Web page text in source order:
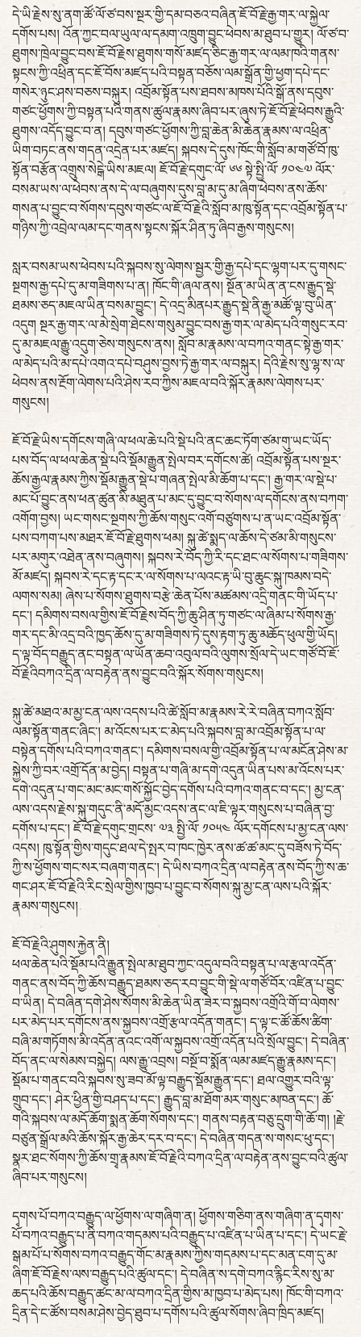
དེ་ཡི་རྗེས་སུ་ནག་ཚོ་ལོ་ཙ་བས་སྔར་གྱི་དམ་བཅའ་བཞིན་ཇོ་བོ་རྗེ་རྒྱ་གར་ལ་སྐྱེལ་
དགོས་པས། འོན་ཀྱང་བལ་ཡུལ་ལ་དམག་འཁྲུག་བྱུང་ཕེབས་མ་ཐུབ་པ་གྱུར། ལོ་ཙ་བ་
ཐུགས་ཁྲེལ་བྱུང་བས་ཇོ་བོ་རྗེས་ཐུགས་གསོ་མཛད་ཅིང་རྒྱ་གར་ལ་ལམ་ཁའི་གནས་
སྟངས་ཀྱི་འཕྲིན་དང་ཇོ་བོས་མཛད་པའི་བསྟན་བཅོས་ལམ་སྒྲོན་གྱི་ཕྱག་དཔེ་དང་
གསེར་ཉུང་ཤས་བཅས་བསྐུར། འབྲོམ་སྟོན་པས་ཐབས་མཁས་པོའི་སྒོ་ནས་དབུས་
གཙང་ཕྱོགས་ཀྱི་བསྟན་པའི་གནས་ཚུལ་རྣམས་ཞིབ་པར་ཞུས་ཏེ་ཇོ་བོ་རྗེ་ཕེབས་རྒྱུའི་
ཐུགས་འདོད་བྱུང་བ་ན། དབུས་གཙང་ཕྱོགས་ཀྱི་བླ་ཆེན་མི་ཆེན་རྣམས་ལ་འཕྲིན་
ཡིག་བཏང་ནས་གདན་འདྲེན་པར་མཛད། སྐབས་དེ་དུས་ཁོང་གི་སློབ་མ་གཙོ་བོ་ཁུ་
སྟོན་བརྩོན་འགྲུས་སེངྒེ་ཡིས་མཇལ། ཇོ་བོ་རྗེ་དགུང་ལོ་ ༦༦ སྟེ་སྤྱི་ལོ་ ༡༠༤༧ ལོར་
བསམ་ཡས་ལ་ཕེབས་ནས་དེ་ལ་བཞུགས་དུས་བླ་མ་དུ་མ་ཞིག་ཕེབས་ནས་ཆོས་
གསན་པ་བྱུང་བ་སོགས་དབུས་གཙང་ལ་ཇོ་བོ་རྗེའི་སློབ་མ་ཁུ་སྟོན་དང་འབྲོམ་སྟོན་པ་
གཉིས་ཀྱི་འབྲེལ་ལམ་དང་གནས་སྟངས་སྐོར་ཤིན་ཏུ་ཞིབ་རྒྱས་གསུངས།
སླར་བསམ་ཡས་ཕེབས་པའི་སྐབས་སུ་ལེགས་སྦྱར་གྱི་རྒྱ་དཔེ་དང་ལྷག་པར་དུ་གསང་
སྔགས་རྒྱ་དཔེ་དུ་མ་གཟིགས་པ་ན། ཁོང་གི་ཞལ་ནས། སྔོན་མ་ཡིན་ན་ངས་རྒྱུད་སྡེ་
ཐམས་ཅད་མཇལ་ཡིན་བསམ་བྱུང་། དེ་འདྲ་མིནཔར་རྒྱུད་སྡེ་ནི་རྒྱ་མཚོ་ལྟ་བུ་ཡིན་
འདུག སྔར་རྒྱ་གར་ལ་མེ་སྲེག་ཐེངས་གསུམ་བྱུང་བས་རྒྱ་གར་ལ་མེད་པའི་གསུང་རབ་
དུ་མ་མཇལ་རྒྱུ་འདུག་ཅེས་གསུངས་ནས། སློབ་མ་རྣམས་ལ་བཀའ་གནང་སྟེ་རྒྱ་གར་
ལ་མེད་པའི་མ་དཔེ་འགའ་དཔེ་བཤུས་བྱས་ཏེ་རྒྱ་གར་ལ་བསྐུར། དེའི་རྗེས་སུ་ལྷ་ས་ལ་
ཕེབས་ནས་རྔོག་ལེགས་པའི་ཤེས་རབ་ཀྱིས་མཇལ་བའི་སྐོར་རྣམས་ལེགས་པར་
གསུངས།
ཇོ་བོ་རྗེ་ཡིས་དགོངས་གཞི་ལ་ཕལ་ཆེ་པའི་སྡེ་པའི་ནང་ཆང་ཏོག་ཙམ་གུ་ཡང་ཡོད་
པས་བོད་ལ་ཕལ་ཆེན་སྡེ་པའི་སྡོམ་རྒྱུན་སྤེལ་བར་དགོངས་ཚེ། འབྲོམ་སྟོན་པས་སྔར་
ཆོས་རྒྱལ་རྣམས་ཀྱིས་སྡོམ་རྒྱུན་སྡེ་པ་གཞན་སྤེལ་མི་ཆོག་པ་དང་། རྒྱ་གར་ལ་སྡེ་པ་
མང་པོ་བྱུང་ནས་ཕན་ཚུན་མི་མཐུན་པ་མང་དུ་བྱུང་བ་སོགས་ལ་དགོངས་ནས་བཀག་
འགོག་བྱས། ཡང་གསང་སྔགས་ཀྱི་ཆོས་གསུང་འགོ་བཙུགས་པ་ན་ཡང་འབྲོམ་སྟོན་
པས་བཀག་པས་མཐར་ཇོ་བོ་རྗེ་ཐུགས་ཕམ། སྐུ་ཚེ་སྨད་ལ་ཆོས་དེ་ཙམ་མི་གསུངས་
པར་མགུར་འཐེན་ནས་བཞུགས། སྐབས་རེ་བོད་ཀྱི་རི་དང་ཐང་ལ་སོགས་པ་གཟིགས་
མོ་མཛད། སྐབས་རེ་དང་རྟ་དང་ར་ལ་སོགས་པ་ལའང་རྟ་ཡི་བུ་ཆུང་སྐུ་ཁམས་བདེ་
ལགས་སམ། ཞེས་པ་སོགས་ཐུགས་བརྩེ་ཆེན་པོས་མཚམས་འདྲི་གནང་གི་ཡོད་པ་
དང་། དམིགས་བསལ་གྱིས་ཇོ་བོ་རྗེས་བོད་ཀྱི་ཆུ་ཤིན་ཏུ་གཙང་ལ་ཞིམ་པ་སོགས་རྒྱ་
གར་དང་མི་འདྲ་བའི་ཁྱད་ཆོས་དུ་མ་གཟིགས་ཏེ་དུས་རྟག་ཏུ་ཆུ་མཆོད་ཕུལ་གྱི་ཡོད།
ད་ལྟ་བོད་བརྒྱུད་ནང་བསྟན་ལ་ཡོན་ཆབ་འབུལ་བའི་ལུགས་སྲོལ་དེ་ཡང་གཙོ་བོ་ཇོ་
བོ་རྗེའིབཀའ་དྲིན་ལ་བརྟེན་ནས་བྱུང་བའི་སྐོར་སོགས་གསུངས།
སྐུ་ཚེ་མཐའ་མ་མྱ་ངན་ལས་འདས་པའི་ཚེ་སློབ་མ་རྣམས་རེ་རེ་བཞིན་བཀའ་སློབ་
ལམ་སྟོན་གནང་ཞིང་། མ་འོངས་པར་ང་མེད་པའི་སྐབས་བླ་མ་འབྲོམ་སྟོན་པ་ལ་
བསྟེན་དགོས་པའི་བཀའ་གནང་། དམིགས་བསལ་གྱི་འབྲོམ་སྟོན་པ་ལ་མངོན་ཤེས་མ་
སྐྱེས་ཀྱི་བར་འགྲོ་དོན་མ་བྱེད། བསྟན་པ་གཞི་མ་དགེ་འདུན་ཡིན་པས་མ་འོངས་པར་
དགེ་འདུན་པ་གང་མང་མང་གསོ་སྐྱོང་བྱེད་དགོས་པའི་བཀའ་གནང་བ་དང་། མྱ་ངན་
ལས་འདས་རྗེས་སྐུ་གདུང་ནི་མདོ་མྱང་འདས་ནང་ལ་ཇི་ལྟར་གསུངས་པ་བཞིན་བྱ་
དགོས་པ་དང་། ཇོ་བོ་རྗེ་དགུང་གྲངས་ ༧༣ སྤྱི་ལོ་ ༡༠༥༤ ལོར་དགོངས་པ་མྱ་ངན་ལས་
འདས། ཁུ་སྟོན་གྱིས་གདུང་ཐལ་དེ་སྤར་བ་ཁང་ཁྱེར་ནས་ཚ་ཚ་མང་དུ་བཟོས་ཏེ་བོད་
ཀྱི་ས་ཕྱོགས་གང་སར་བཞག་གནང་། དེ་ཡིས་བཀའ་དྲིན་ལ་བརྟེན་ནས་བོད་ཀྱི་ས་ཆ་
གང་ཤར་ཇོ་བོ་རྗེའི་རིང་སྲེལ་གྱིས་ཁྱབ་པ་བྱུང་བ་སོགས་སྐུ་མྱ་ངན་ལས་པའི་སྐོར་
རྣམས་གསུངས།
ཇོ་བོ་རྗེའི་ཤུགས་རྐྱེན་ནི།
ཕལ་ཆེན་པའི་སྡོམ་པའི་རྒྱུན་སྤེལ་མ་ཐུབ་ཀྱང་འདུལ་བའི་བསྟན་པ་ལ་རྩལ་འདོན་
གནང་ནས་བོད་ཀྱི་ཆོས་བརྒྱུད་ཐམས་ཅད་རབ་བྱུང་གི་སྡེ་ལ་གཙོ་བོར་འཛིན་པ་བྱུང་
བ་ཡིན། དེ་བཞིན་དགེ་ཤེས་སོགས་མི་ཆེན་ཡིན་ཟེར་བ་སྐྱབས་འགྲོའི་གོ་བ་ལེགས་
པར་མེད་པར་དགོངས་ནས་སྐྱབས་འགྲོ་རྩལ་འདོན་གནང་། ད་ལྟ་ང་ཚོ་ཆོས་ཚིག་
བཞི་མ་གཏོགས་མི་འདོན་ནའང་འགོ་ལ་སྐྱབས་འགྲོ་འདོན་པའི་སྲོལ་བྱུང་། དེ་བཞིན་
བོད་ནང་ལ་སེམས་བསྐྱེད། ལས་རྒྱུ་འབྲས། བསྔོ་བ་སྨོན་ལམ་མཛད་རྒྱུ་རྣམས་དང་།
སྡོམ་པ་གནང་བའི་སྐབས་སུ་ཟབ་མོ་ལྟ་བརྒྱུད་སྡོམ་རྒྱུན་དང་། ཐལ་འགྱུར་བའི་ལྟ་
གྲུབ་དང་། ཤེར་ཕྱིན་གྱི་བཤད་པ་དང་། རྒྱུད་བླ་མ་ཐོག་མར་གསུང་མཁན་དང་། ཆོ་
གའི་སྐབས་ལ་མདོ་ཆོག་སྨན་ཆོག་སོགས་དང་། གནས་བརྟན་བཅུ་དྲུག་གི་ཆོ་ག། །རྗེ་
བཙུན་སྒྲོལ་མའི་ཆོས་སྐོར་རྒྱ་ཆེར་དར་བ་དང་། དེ་བཞིན་གདན་ས་གསང་ཕུ་དང་།
སྣར་ཐང་སོགས་ཀྱི་ཆོས་གྲྭ་རྣམས་ཇོ་བོ་རྗེའི་བཀའ་དྲིན་ལ་བརྟེན་ནས་བྱུང་བའི་ཚུལ་
ཞིབ་པར་གསུངས།
དྭགས་པོ་བཀའ་བརྒྱུད་ལ་ཕྱོགས་ལ་གཞིག་ན། ཕྱོགས་གཅིག་ནས་གཞིག་ན་དྭགས་
པོ་བཀའ་བརྒྱུད་པ་ནི་བཀའ་གདམས་པའི་བརྒྱུད་པ་འཛིན་པ་ཡིན་པ་དང་། དེ་ཡང་རྗེ་
སྒམ་པོ་པ་སོགས་བཀའ་བརྒྱུད་གོང་མ་རྣམས་ཀྱིས་གདམས་པ་དང་མན་ངག་དུ་མ་
ཞིག་ཇོ་བོ་རྗེས་ལས་བརྒྱུད་པའི་ཚུལ་དང་། དེ་བཞིན་ས་དགེ་བཀའ་རྙིང་རིས་སུ་མ་
ཆད་པའི་ཆོས་བརྒྱུད་ཚང་མ་ལ་བཀའ་དྲིན་གྱིས་མ་ཁྱབ་པ་མེད་པས། ཁོང་གི་བཀའ་
དྲིན་དེ་ང་ཚོས་བསམ་ཤེས་བྱེད་ཐུབ་པ་དགོས་པའི་ཚུལ་སོགས་ཞིབ་ཁྲིད་མཛད།